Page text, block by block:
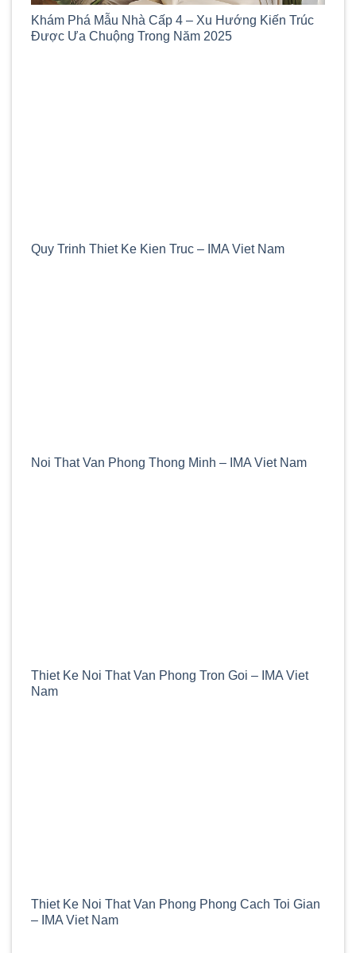
Khám Phá Mẫu Nhà Cấp 4 – Xu Hướng Kiến Trúc
Được Ưa Chuộng Trong Năm 2025
Quy Trinh Thiet Ke Kien Truc – IMA Viet Nam
Noi That Van Phong Thong Minh – IMA Viet Nam
Thiet Ke Noi That Van Phong Tron Goi – IMA Viet
Nam
Thiet Ke Noi That Van Phong Phong Cach Toi Gian
– IMA Viet Nam